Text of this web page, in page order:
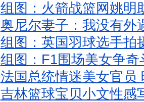
组图：火箭战篮网姚明
奥尼尔妻子：我没有外
组图：英国羽球选手拍
组图：F1围场美女争
法国总统情迷美女官员
吉林篮球宝贝小文性感